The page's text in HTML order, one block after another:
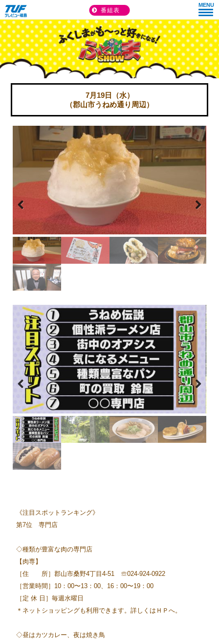
MENU
番組表
7月19日（水）
（郡山市うねめ通り周辺）
《注目スポットランキング》
第7位 専門店
◇種類が豊富な肉の専門店
【肉専】
［住 所］郡山市桑野4丁目4-51 ☏024-924-0922
［営業時間］10：00〜13：00、16：00〜19：00
［定 休 日］毎週水曜日
＊ネットショッピングも利用できます。詳しくはＨＰへ。
◇昼はカツカレー、夜は焼き鳥